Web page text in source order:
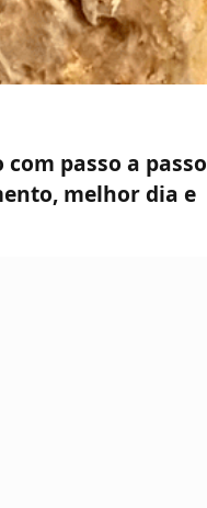
passo a passo
melhor dia e